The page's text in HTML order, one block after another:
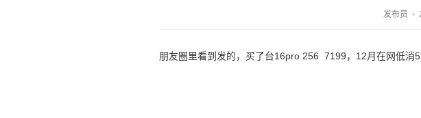
发布员
朋友圈里看到发的，买了台16pro 256 7199，12月在网低消